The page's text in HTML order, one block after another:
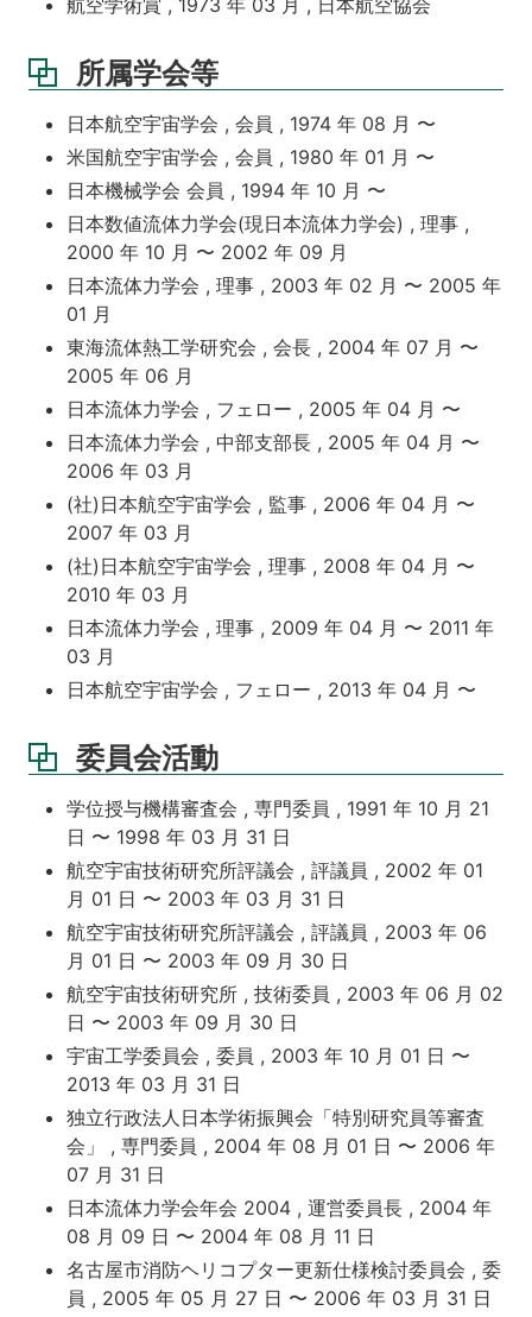
所属学会等
日本航空宇宙学会 , 会員 , 1974 年 08 月 〜
米国航空宇宙学会 , 会員 , 1980 年 01 月 〜
日本機械学会 会員 , 1994 年 10 月 〜
日本数値流体力学会(現日本流体力学会) , 理事 ,
2000 年 10 月 〜 2002 年 09 月
日本流体力学会 , 理事 , 2003 年 02 月 〜 2005 年
01 月
東海流体熱工学研究会 , 会長 , 2004 年 07 月 〜
2005 年 06 月
日本流体力学会 , フェロー , 2005 年 04 月 〜
日本流体力学会 , 中部支部長 , 2005 年 04 月 〜
2006 年 03 月
(社)日本航空宇宙学会 , 監事 , 2006 年 04 月 〜
2007 年 03 月
(社)日本航空宇宙学会 , 理事 , 2008 年 04 月 〜
2010 年 03 月
日本流体力学会 , 理事 , 2009 年 04 月 〜 2011 年
03 月
日本航空宇宙学会 , フェロー , 2013 年 04 月 〜
委員会活動
学位授与機構審査会 , 専門委員 , 1991 年 10 月 21
日 〜 1998 年 03 月 31 日
航空宇宙技術研究所評議会 , 評議員 , 2002 年 01
月 01 日 〜 2003 年 03 月 31 日
航空宇宙技術研究所評議会 , 評議員 , 2003 年 06
月 01 日 〜 2003 年 09 月 30 日
航空宇宙技術研究所 , 技術委員 , 2003 年 06 月 02
日 〜 2003 年 09 月 30 日
宇宙工学委員会 , 委員 , 2003 年 10 月 01 日 〜
2013 年 03 月 31 日
独立行政法人日本学術振興会「特別研究員等審査
会」 , 専門委員 , 2004 年 08 月 01 日 〜 2006 年
07 月 31 日
日本流体力学会年会 2004 , 運営委員長 , 2004 年
08 月 09 日 〜 2004 年 08 月 11 日
名古屋市消防ヘリコプター更新仕様検討委員会 , 委
員 , 2005 年 05 月 27 日 〜 2006 年 03 月 31 日